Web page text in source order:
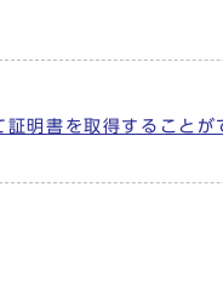
明書を取得すること